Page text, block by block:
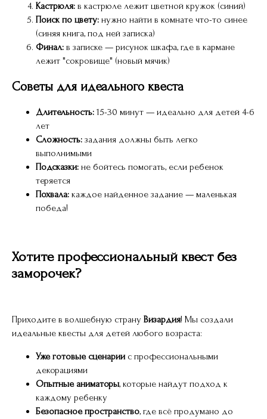
Кастрюля: в кастрюле лежит цветной кружок (синий)
Поиск по цвету: нужно найти в комнате что-то синее
(синяя книга, под ней записка)
Финал: в записке — рисунок шкафа, где в кармане
лежит "сокровище" (новый мячик)
Советы для идеального квеста
Длительность:15-30 минут — идеально для детей 4-6
лет
Сложность: задания должны быть легко
выполнимыми
Подсказки: не бойтесь помогать, если ребенок
теряется
Похвала: каждое найденное задание — маленькая
победа!
Хотите профессиональный квест без
заморочек?
Приходите в волшебную страну Визардия! Мы создали
идеальные квесты для детей любого возраста:
Уже готовые сценарии с профессиональными
декорациями
Опытные аниматоры, которые найдут подход к
каждому ребенку
Безопасное пространство, где всё продумано до